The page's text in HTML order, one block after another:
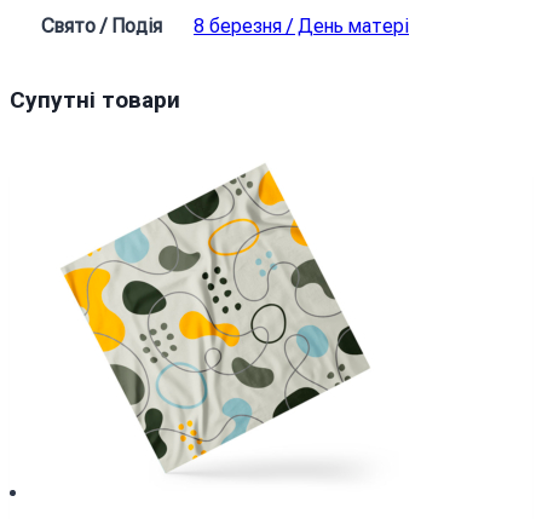
Свято / Подія 8 березня / День матері
Супутні товари